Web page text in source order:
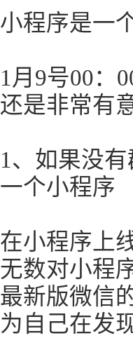
小程序是一
1月9号00：
还是非常有
1、如果没
一个小程序
在小程序上
无数对小程
最新版微信
为自己在发